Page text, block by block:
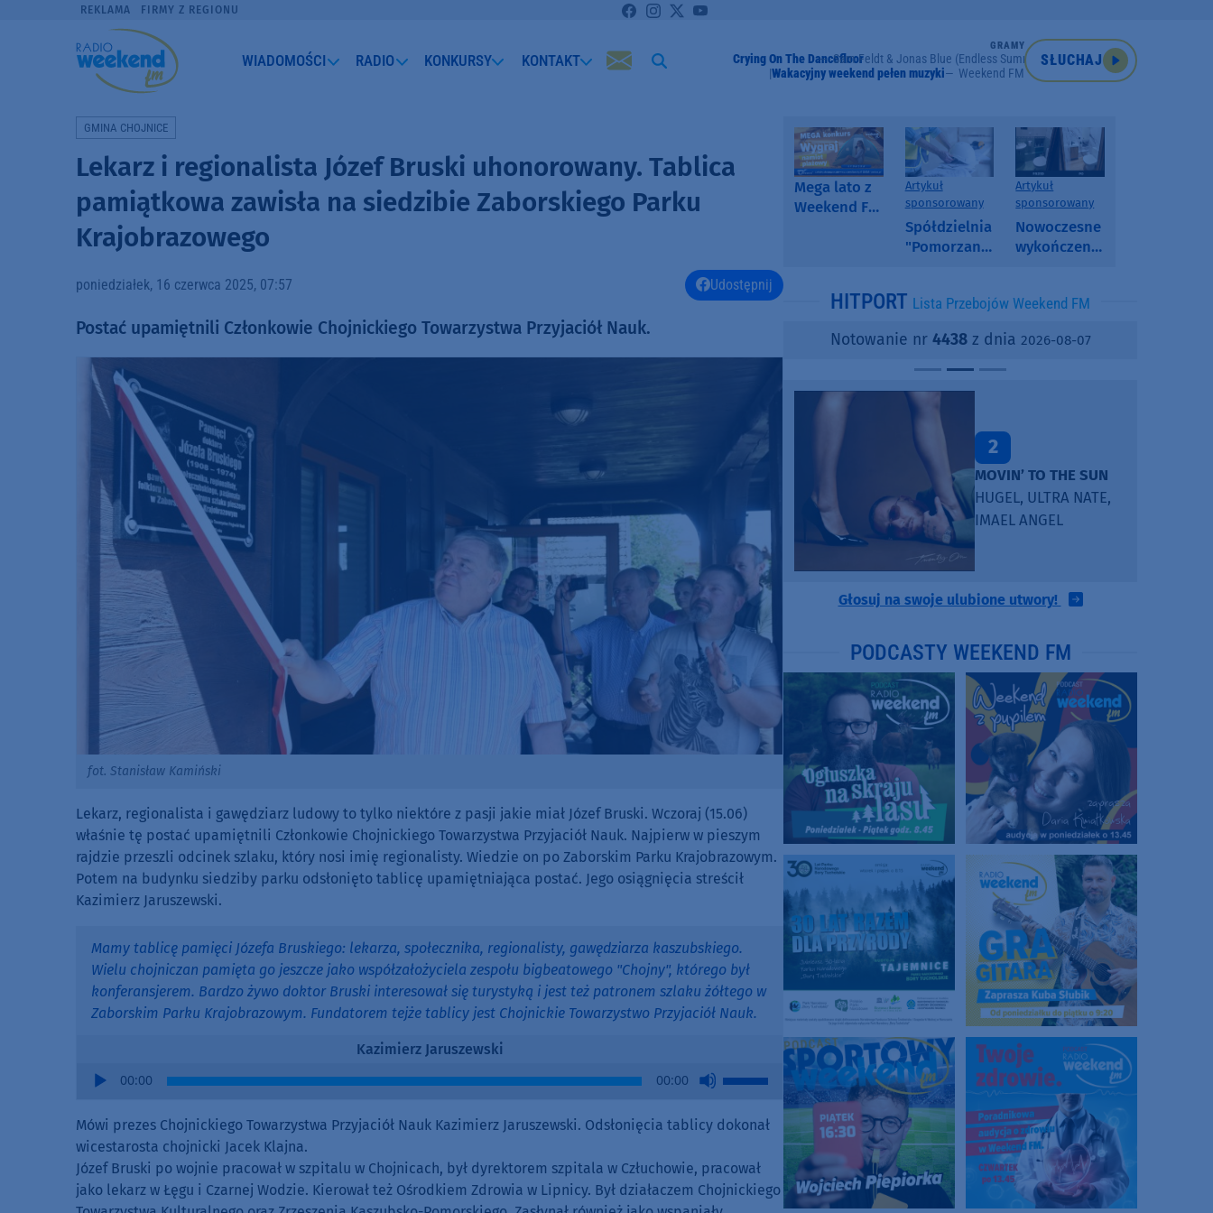
REKLAMA FIRMY Z REGIONU
WIADOMOŚCI RADIO KONKURSY KONTAKT
GRAMY
Crying On The DancefloorSam Feldt & Jonas Blue (Endless Summer) Feat. Violet Days
Wakacyjny weekend pełen muzyki
Weekend FM
SŁUCHAJ
GMINA CHOJNICE
Lekarz i regionalista Józef Bruski uhonorowany. Tablica
pamiątkowa zawisła na siedzibie Zaborskiego Parku
Krajobrazowego
poniedziałek, 16 czerwca 2025, 07:57 Udostępnij
Postać upamiętnili Członkowie Chojnickiego Towarzystwa Przyjaciół Nauk.
fot. Stanisław Kamiński
Lekarz, regionalista i gawędziarz ludowy to tylko niektóre z pasji jakie miał Józef Bruski. Wczoraj (15.06)
właśnie tę postać upamiętnili Członkowie Chojnickiego Towarzystwa Przyjaciół Nauk. Najpierw w pieszym
rajdzie przeszli odcinek szlaku, który nosi imię regionalisty. Wiedzie on po Zaborskim Parku Krajobrazowym.
Potem na budynku siedziby parku odsłonięto tablicę upamiętniająca postać. Jego osiągnięcia streścił
Kazimierz Jaruszewski.
Mamy tablicę pamięci Józefa Bruskiego: lekarza, społecznika, regionalisty, gawędziarza kaszubskiego.
Wielu chojniczan pamięta go jeszcze jako współzałożyciela zespołu bigbeatowego "Chojny", którego był
konferansjerem. Bardzo żywo doktor Bruski interesował się turystyką i jest też patronem szlaku żółtego w
Zaborskim Parku Krajobrazowym. Fundatorem tejże tablicy jest Chojnickie Towarzystwo Przyjaciół Nauk.
Kazimierz Jaruszewski
Audio
00:00 00:00
Use
Up/Down
Arrow
increase
or
Mówi prezes Chojnickiego Towarzystwa Przyjaciół Nauk Kazimierz Jaruszewski. Odsłonięcia tablicy dokonał
wicestarosta chojnicki Jacek Klajna.
Józef Bruski po wojnie pracował w szpitalu w Chojnicach, był dyrektorem szpitala w Człuchowie, pracował
jako lekarz w Łęgu i Czarnej Wodzie. Kierował też Ośrodkiem Zdrowia w Lipnicy. Był działaczem Chojnickiego
Mega lato z
Weekend FM
Artykuł
sponsorowany
Spółdzielnia
"Pomorzanka"
informuje o
i ofertach
najmu
Artykuł
sponsorowany
Nowoczesne
wykończenia
SPC, WPC i
kamienny
HITPORT Lista Przebojów Weekend FM
Notowanie nr 4438z dnia 2026-08-07
2
MOVIN’ TO THE SUN
HUGEL, ULTRA NATE,
IMAEL ANGEL
Głosuj na swoje ulubione utwory!
PODCASTY WEEKEND FM